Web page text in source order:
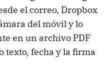
el correo, Dropbox
del móvil y lo
en un archivo PDF
texto, fecha y la firma